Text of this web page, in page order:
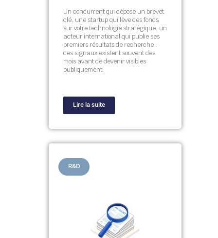
Un concurrent qui dépose un brevet
clé, une startup qui lève des fonds
sur votre technologie stratégique, un
acteur international qui publie ses
premiers résultats de recherche :
ces signaux existent souvent des
mois avant de devenir visibles
publiquement.
Lire la suite
R&D